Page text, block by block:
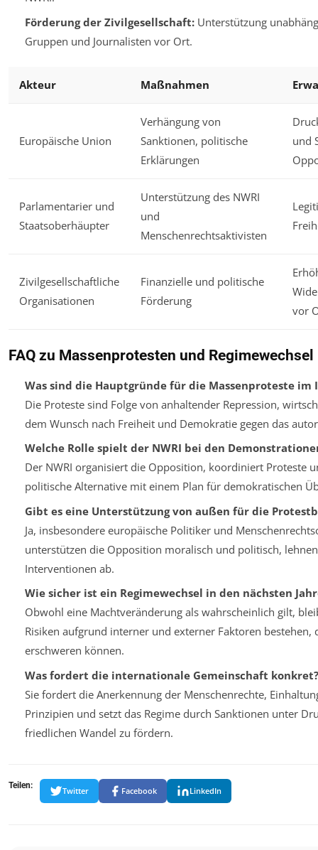
Förderung der Zivilgesellschaft:Unterstützung
Gruppen und Journalisten vor Ort.
Akteur Maßnahmen
Europäische Union
Verhängung von
Sanktionen, politische
Erklärungen
und
Parlamentarier und
Staatsoberhäupter
Unterstützung des NWRI
und
Menschenrechtsaktivisten
Zivilgesellschaftliche
Organisationen
Finanzielle und politische
Förderung
vor
FAQ zu Massenprotesten und
Was sind die Hauptgründe für die Massenproteste im
Die Proteste sind Folge von anhaltender Repression,
dem Wunsch nach Freiheit und Demokratie gegen das
Welche Rolle spielt der NWRI bei den
Der NWRI organisiert die Opposition, koordiniert Proteste
politische Alternative mit einem Plan für demokratischen
Gibt es eine Unterstützung von außen für die
Ja, insbesondere europäische Politiker und
unterstützen die Opposition moralisch und politisch,
Interventionen ab.
Wie sicher ist ein Regimewechsel in den nächsten
Obwohl eine Machtveränderung als wahrscheinlich gilt,
Risiken aufgrund interner und externer Faktoren bestehen,
erschweren können.
Was fordert die internationale Gemeinschaft konkret?
Sie fordert die Anerkennung der Menschenrechte,
Prinzipien und setzt das Regime durch Sanktionen unter
friedlichen Wandel zu fördern.
Teilen:
Twitter Facebook LinkedIn